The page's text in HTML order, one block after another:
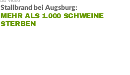
Stallbrand bei Augsburg:
MEHR ALS 1.000 SCHWEINE
STERBEN